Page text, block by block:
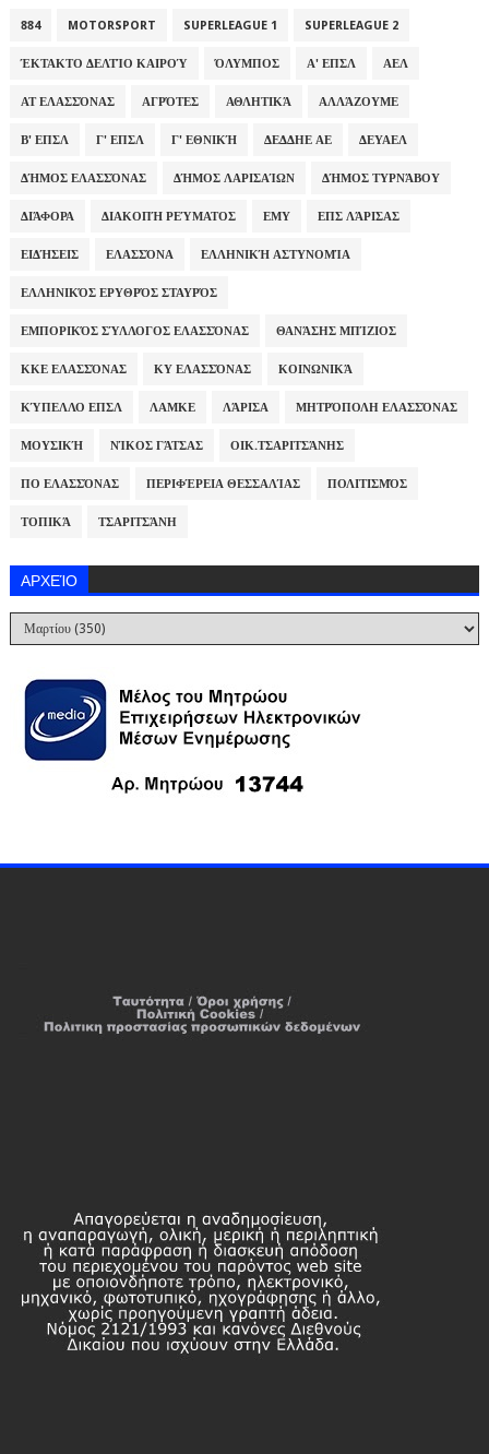
884 MOTORSPORT SUPERLEAGUE 1 SUPERLEAGUE 2
ΈΚΤΑΚΤΟ ΔΕΛΤΊΟ ΚΑΙΡΟΎ ΌΛΥΜΠΟΣ Α' ΕΠΣΛ ΑΕΛ
ΑΤ ΕΛΑΣΣΌΝΑΣ ΑΓΡΌΤΕΣ ΑΘΛΗΤΙΚΆ ΑΛΛΆΖΟΥΜΕ
Β' ΕΠΣΛ Γ' ΕΠΣΛ Γ' ΕΘΝΙΚΉ ΔΕΔΔΗΕ ΑΕ ΔΕΥΑΕΛ
ΔΉΜΟΣ ΕΛΑΣΣΌΝΑΣ ΔΉΜΟΣ ΛΑΡΙΣΑΊΩΝ ΔΉΜΟΣ ΤΥΡΝΆΒΟΥ
ΔΙΆΦΟΡΑ ΔΙΑΚΟΠΉ ΡΕΎΜΑΤΟΣ ΕΜΥ ΕΠΣ ΛΆΡΙΣΑΣ
ΕΙΔΉΣΕΙΣ ΕΛΑΣΣΌΝΑ ΕΛΛΗΝΙΚΉ ΑΣΤΥΝΟΜΊΑ
ΕΛΛΗΝΙΚΌΣ ΕΡΥΘΡΌΣ ΣΤΑΥΡΌΣ
ΕΜΠΟΡΙΚΌΣ ΣΎΛΛΟΓΟΣ ΕΛΑΣΣΌΝΑΣ ΘΑΝΆΣΗΣ ΜΠΊΖΙΟΣ
ΚΚΕ ΕΛΑΣΣΌΝΑΣ ΚΥ ΕΛΑΣΣΌΝΑΣ ΚΟΙΝΩΝΙΚΆ
ΚΎΠΕΛΛΟ ΕΠΣΛ ΛΑΜΚΕ ΛΆΡΙΣΑ ΜΗΤΡΌΠΟΛΗ ΕΛΑΣΣΌΝΑΣ
ΜΟΥΣΙΚΉ ΝΊΚΟΣ ΓΆΤΣΑΣ ΟΙΚ.ΤΣΑΡΙΤΣΆΝΗΣ
ΠΟ ΕΛΑΣΣΌΝΑΣ ΠΕΡΙΦΈΡΕΙΑ ΘΕΣΣΑΛΊΑΣ ΠΟΛΙΤΙΣΜΌΣ
ΤΟΠΙΚΆ ΤΣΑΡΙΤΣΆΝΗ
ΑΡΧΕΊΟ